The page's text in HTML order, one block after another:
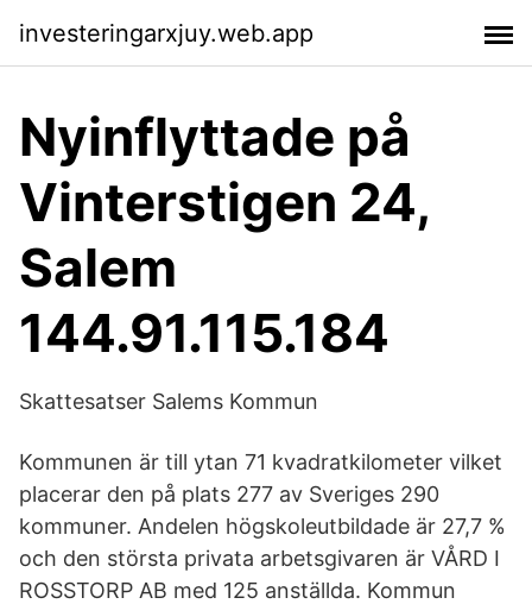
investeringarxjuy.web.app
Nyinflyttade på
Vinterstigen 24,
Salem
144.91.115.184
Skattesatser Salems Kommun
Kommunen är till ytan 71 kvadratkilometer vilket
placerar den på plats 277 av Sveriges 290
kommuner. Andelen högskoleutbildade är 27,7 %
och den största privata arbetsgivaren är VÅRD I
ROSSTORP AB med 125 anställda. Kommun